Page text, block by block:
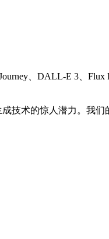
、DALL-E 3、Flux
技术的惊人潜力。我们